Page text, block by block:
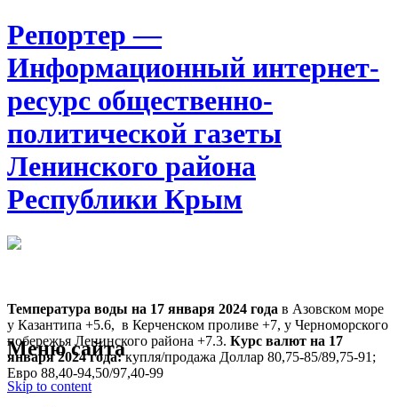
Репортер —
Информационный интернет-
ресурс общественно-
политической газеты
Ленинского района
Республики Крым
Температура воды на 17 января 2024 года в Азовском море
у Казантипа +5.6, в Керченском проливе +7, у Черноморского
побережья Ленинского района +7.3. Курс валют на 17
января 2024 года:купля/продажа Доллар 80,75-85/89,75-91;
Евро 88,40-94,50/97,40-99
Меню сайта
Skip to content